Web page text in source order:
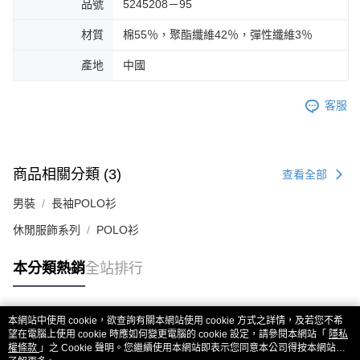
品號 5245208－95
材質 棉55％，聚酯纖維42％，彈性纖維3％
產地 中國
客服
商品相關分類 (3) 查看全部
男裝 長袖POLO衫
休閒服飾系列 POLO衫
本分類熱銷全站排行
熱門標籤
本網站中使用 cookie，欲查詢有關本網站使用 cookie 方式之詳情，及若您不希
望在電腦上使用 cookie 時應如何變更電腦的 cookie 設定，請參閱本網站「 隱私
權條款 」之 Cookie 聲明。您繼續使用本網站即表示您同意本公司得按本網站使